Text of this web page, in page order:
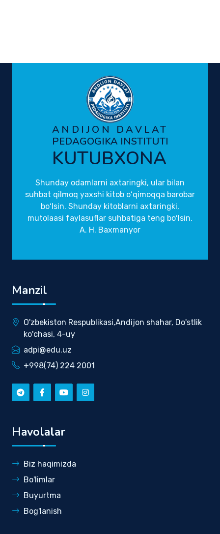
ANDIJON DAVLAT
PEDAGOGIKA INSTITUTI
KUTUBXONA
Shunday odamlarni axtaringki, ular bilan
suhbat qilmoq yaxshi kitob oʻqimoqqa barobar
boʻlsin. Shunday kitoblarni axtaringki,
mutolaasi faylasuflar suhbatiga teng boʻlsin.
A. H. Baxmanyor
Manzil
O'zbekiston Respublikasi,Andijon shahar, Do'stlik
ko'chasi, 4-uy
adpi@edu.uz
+998(74) 224 2001
Havolalar
Biz haqimizda
Bo'limlar
Buyurtma
Bog'lanish